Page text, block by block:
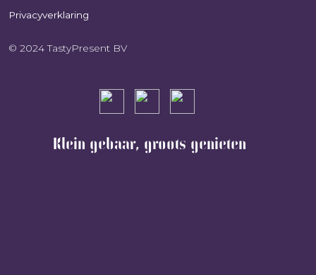
Privacyverklaring
© 2024 TastyPresent BV
Klein gebaar, groots genieten